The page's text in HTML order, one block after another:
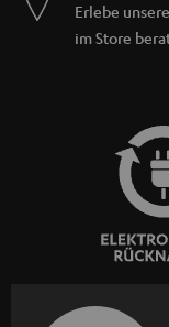
Erlebe
im Store